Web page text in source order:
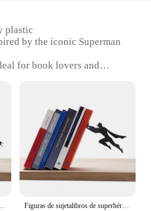
plastic
by the iconic Superman
for book lovers and
Comes with a set of books to
Space**
world of Superman with the
or collector. This
Figuras de sujetalibros de superhéroe de 20cm, decoración de estantería de Metal, adorno de escritorio, accesorios de oficina, libros, base de pie, decoración del hogar